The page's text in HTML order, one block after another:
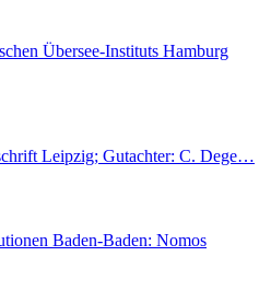
Übersee-Instituts Hamburg
Leipzig; Gutachter: C. Dege…
Baden-Baden: Nomos